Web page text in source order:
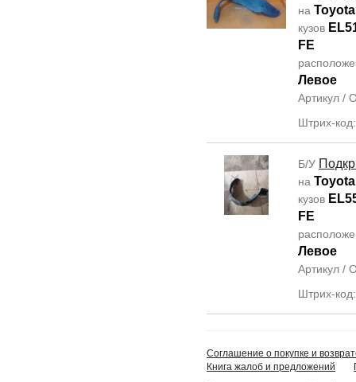
на
кузов
FE
Левое
Артикул /
Штрих-
Б/У
на
кузов
FE
Левое
Артикул /
Штрих-
Соглашение о покупке и
Книга жалоб и предложений